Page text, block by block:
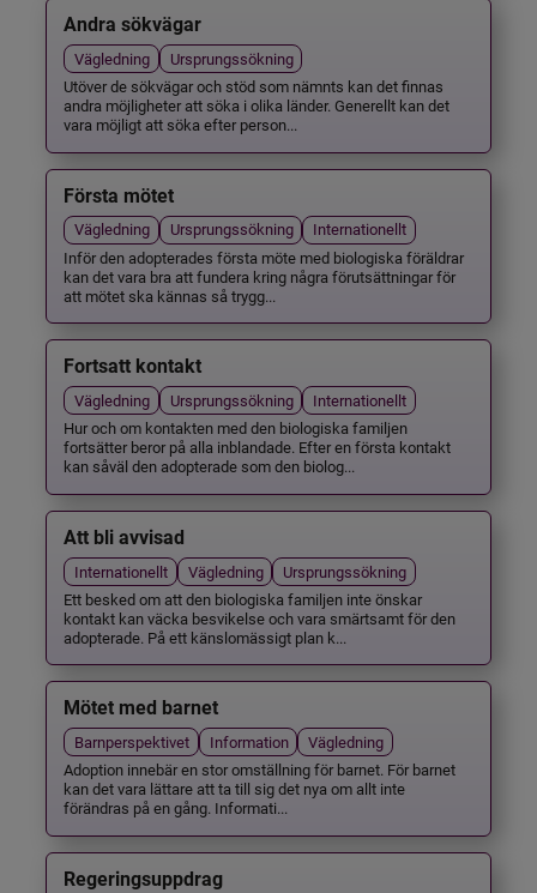
Andra sökvägar
Vägledning
Ursprungssökning
Utöver de sökvägar och stöd som nämnts kan det finnas
andra möjligheter att söka i olika länder. Generellt kan det
vara möjligt att söka efter person...
Första mötet
Vägledning Ursprungssökning
Internationellt
Inför den adopterades första möte med biologiska föräldrar
kan det vara bra att fundera kring några förutsättningar för
att mötet ska kännas så trygg...
Fortsatt kontakt
Vägledning Ursprungssökning
Internationellt
Hur och om kontakten med den biologiska familjen
fortsätter beror på alla inblandade. Efter en första kontakt
kan såväl den adopterade som den biolog...
Att bli avvisad
Internationellt Vägledning
Ursprungssökning
Ett besked om att den biologiska familjen inte önskar
kontakt kan väcka besvikelse och vara smärtsamt för den
adopterade. På ett känslomässigt plan k...
Mötet med barnet
Barnperspektivet Information
Vägledning
Adoption innebär en stor omställning för barnet. För barnet
kan det vara lättare att ta till sig det nya om allt inte
förändras på en gång. Informati...
Regeringsuppdrag